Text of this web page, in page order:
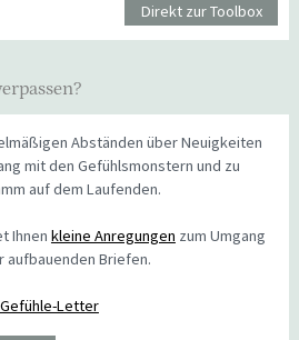
Direkt zur Toolbox
Abständen über Neuigkeiten
mit den Gefühlsmonstern und zu
auf dem Laufenden.
Ihnen kleine Anregungen zum Umgang
aufbauenden Briefen.
Letter